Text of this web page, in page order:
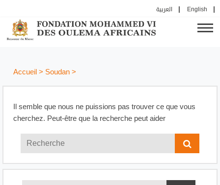
العربية English
Accueil> Soudan>
Il semble que nous ne puissions pas trouver ce que vous
cherchez. Peut-être que la recherche peut aider